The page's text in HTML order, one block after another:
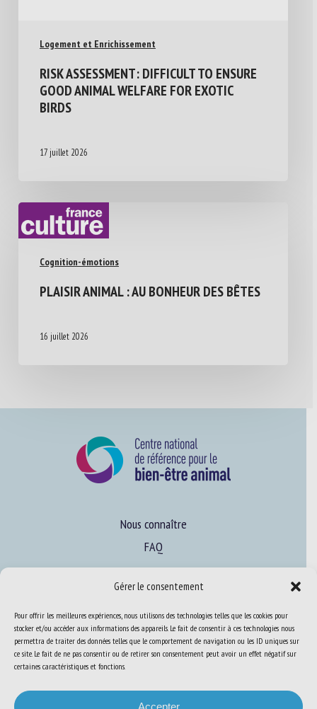
Gérer le consentement
Pour offrir les meilleures expériences, nous utilisons des technologies telles que les cookies pour
stocker et/ou accéder aux informations des appareils. Le fait de consentir à ces technologies nous
permettra de traiter des données telles que le comportement de navigation ou les ID uniques sur
ce site. Le fait de ne pas consentir ou de retirer son consentement peut avoir un effet négatif sur
certaines caractéristiques et fonctions.
Accepter
Logement et Enrichissement
RISK ASSESSMENT: DIFFICULT TO ENSURE
GOOD ANIMAL WELFARE FOR EXOTIC
BIRDS
17 juillet 2026
Cognition-émotions
PLAISIR ANIMAL : AU BONHEUR DES BÊTES
16 juillet 2026
Nous connaître
FAQ
Expertise
S’informer sur le BEA
Se former au BEA
Ressources